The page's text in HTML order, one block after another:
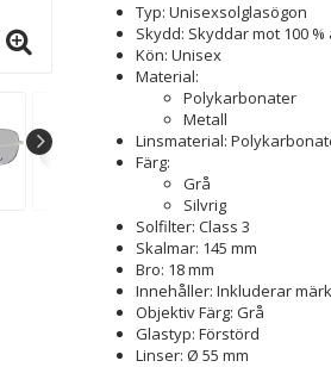
Typ: Unisexsolglasögon
Skydd: Skyddar mot 100
Kön: Unisex
Material:
Polykarbonater
Metall
Linsmaterial:
Färg:
Grå
Silvrig
Solfilter: Class 3
Skalmar: 145 mm
Bro: 18 mm
Innehåller: Inkluderar
Objektiv Färg: Grå
Glastyp: Förstörd
Linser: Ø 55 mm